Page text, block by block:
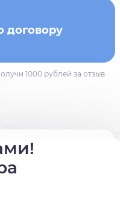
договору
1000 рублей за отзыв